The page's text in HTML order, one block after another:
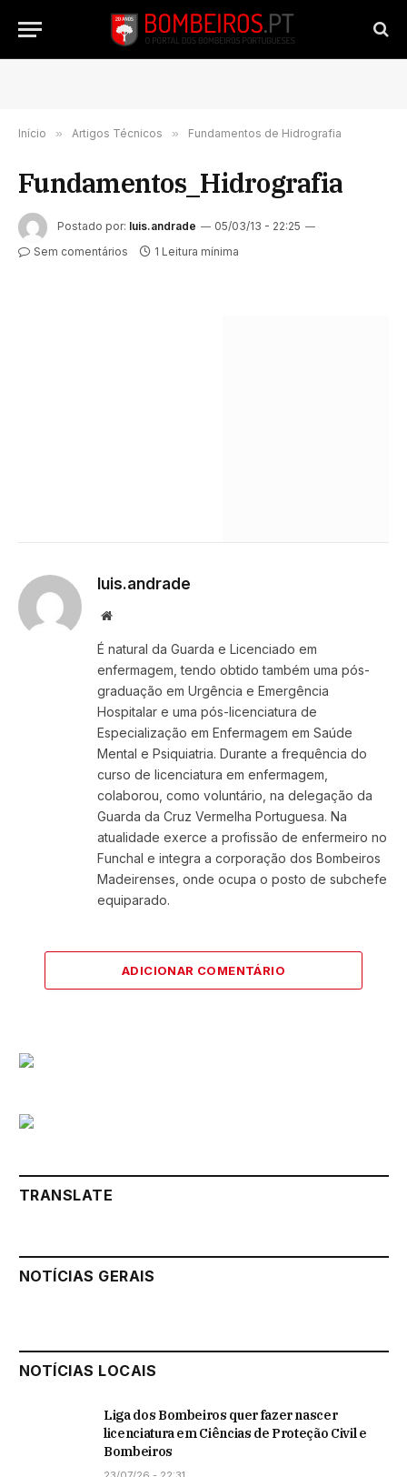
Início » Artigos Técnicos » Fundamentos de Hidrografia
Fundamentos_Hidrografia
Postado por: luis.andrade
05/03/13 - 22:25
Sem comentários
1 Leitura mínima
luis.andrade
Website
É natural da Guarda e Licenciado em
enfermagem, tendo obtido também uma pós-
graduação em Urgência e Emergência
Hospitalar e uma pós-licenciatura de
Especialização em Enfermagem em Saúde
Mental e Psiquiatria. Durante a frequência do
curso de licenciatura em enfermagem,
colaborou, como voluntário, na delegação da
Guarda da Cruz Vermelha Portuguesa. Na
atualidade exerce a profissão de enfermeiro no
Funchal e integra a corporação dos Bombeiros
Madeirenses, onde ocupa o posto de subchefe
equiparado.
ADICIONAR COMENTÁRIO
TRANSLATE
NOTÍCIAS GERAIS
NOTÍCIAS LOCAIS
Liga dos Bombeiros quer fazer nascer
licenciatura em Ciências de Proteção Civil e
Bombeiros